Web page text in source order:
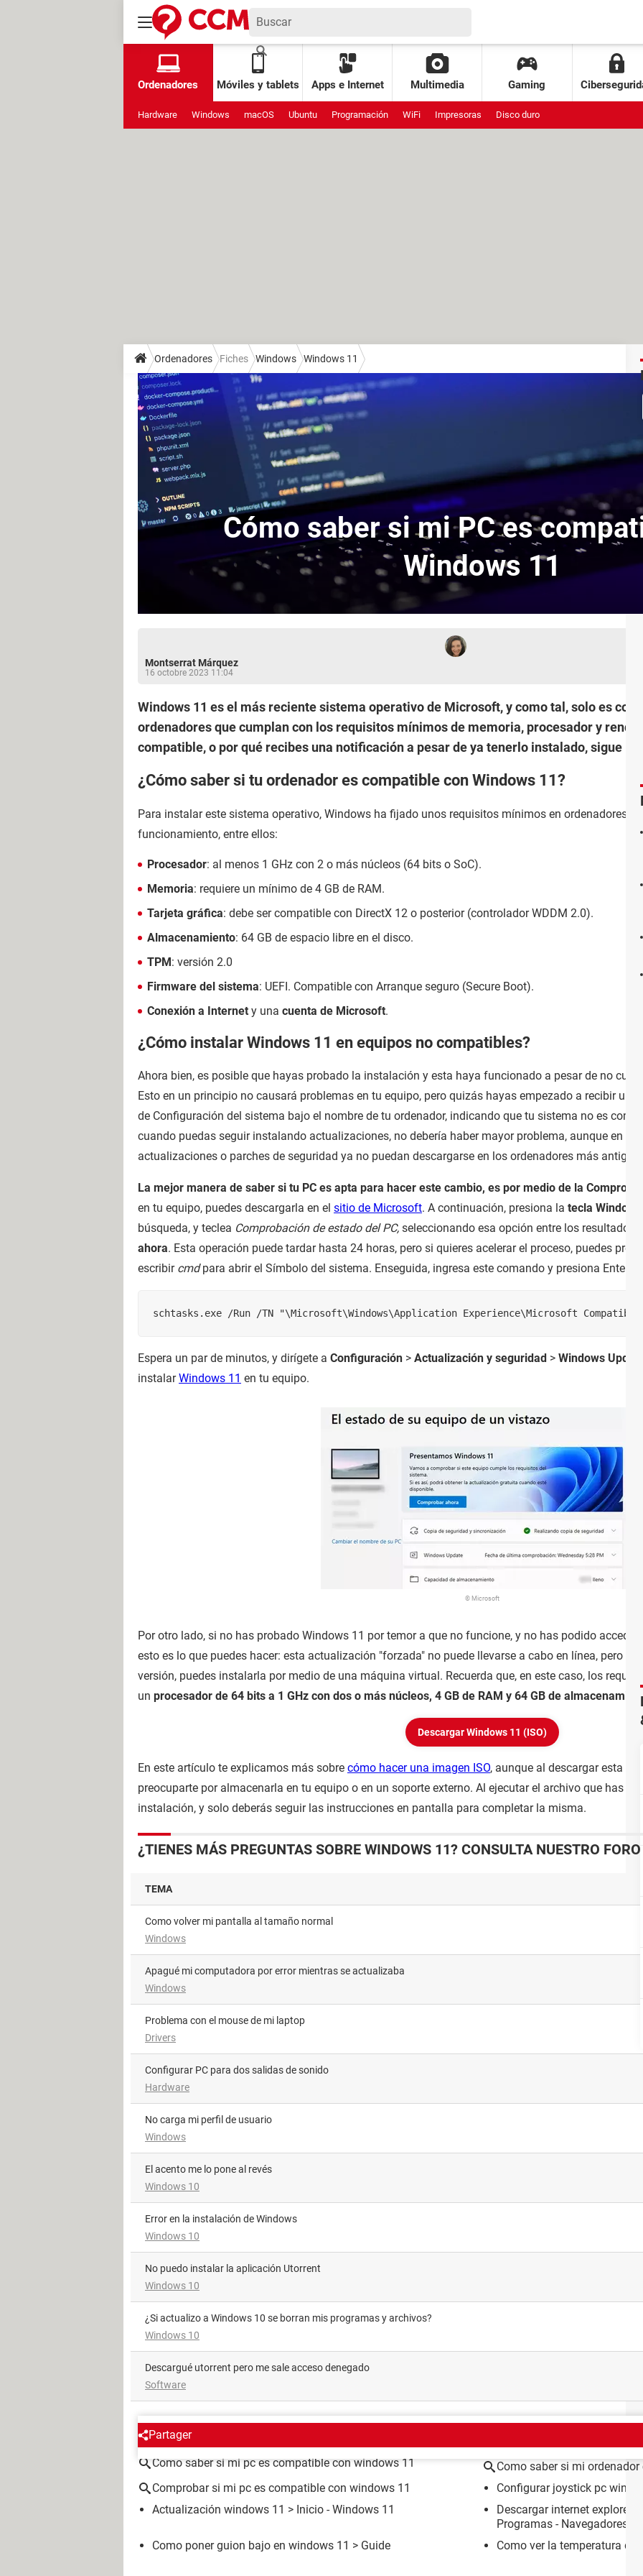
Ordenadores Móviles y tablets Apps e Internet Multimedia Gaming
Hardware Windows macOS Ubuntu Programación WiFi Impresoras Disco duro
Ordenadores Fiches Windows Windows 11
Cómo saber si mi PC es
Windows 11
Montserrat Márquez
16 octobre 2023 11:04
Windows 11 es el más reciente sistema operativo de Microsoft, y como tal, solo es
ordenadores que cumplan con los requisitos mínimos de memoria, procesador y
compatible, o por qué recibes una notificación a pesar de ya tenerlo instalado, sigue
¿Cómo saber si tu ordenador es compatible con Windows 11?
Para instalar este sistema operativo, Windows ha fijado unos requisitos mínimos en ordenadores
funcionamiento, entre ellos:
Procesador: al menos 1 GHz con 2 o más núcleos (64 bits o SoC).
Memoria: requiere un mínimo de 4 GB de RAM.
Tarjeta gráfica: debe ser compatible con DirectX 12 o posterior (controlador WDDM 2.0).
Almacenamiento: 64 GB de espacio libre en el disco.
TPM: versión 2.0
Firmware del sistema: UEFI. Compatible con Arranque seguro (Secure Boot).
Conexión a Internet y una cuenta de Microsoft.
¿Cómo instalar Windows 11 en equipos no compatibles?
Ahora bien, es posible que hayas probado la instalación y esta haya funcionado a pesar de no
Esto en un principio no causará problemas en tu equipo, pero quizás hayas empezado a recibir una
de Configuración del sistema bajo el nombre de tu ordenador, indicando que tu sistema no es
cuando puedas seguir instalando actualizaciones, no debería haber mayor problema, aunque en un
actualizaciones o parches de seguridad ya no puedan descargarse en los ordenadores más antiguos.
La mejor manera de saber si tu PC es apta para hacer este cambio, es por medio de la
en tu equipo, puedes descargarla en el sitio de Microsoft. A continuación, presiona la tecla Windows
búsqueda, y teclea Comprobación de estado del PC, seleccionando esa opción entre los resultados.
ahora. Esta operación puede tardar hasta 24 horas, pero si quieres acelerar el proceso, puedes
escribir cmdpara abrir el Símbolo del sistema. Enseguida, ingresa este comando y presiona Enter:
schtasks.exe /Run /TN "\Microsoft\Windows\Application Experience\Microsoft
Espera un par de minutos, y dirígete a Configuración > Actualización y seguridad > Windows Update
instalarWindows 11 en tu equipo.
© Microsoft
Por otro lado, si no has probado Windows 11 por temor a que no funcione, y no has podido acceder
esto es lo que puedes hacer: esta actualización "forzada" no puede llevarse a cabo en línea, pero si
versión, puedes instalarla por medio de una máquina virtual. Recuerda que, en este caso, los
un procesador de 64 bits a 1 GHz con dos o más núcleos, 4 GB de RAM y 64 GB de
Descargar Windows 11 (ISO)
En este artículo te explicamos más sobre cómo hacer una imagen ISO, aunque al descargar esta en
preocuparte por almacenarla en tu equipo o en un soporte externo. Al ejecutar el archivo que has
instalación, y solo deberás seguir las instrucciones en pantalla para completar la misma.
¿TIENES MÁS PREGUNTAS SOBRE WINDOWS 11? CONSULTA NUESTRO FORO
TEMA
como volver mi pantalla al tamaño normal
Windows
Apagué mi computadora por error mientras se actualizaba
Windows
Problema con el mouse de mi laptop
Drivers
Configurar PC para dos salidas de sonido
Hardware
no carga mi perfil de usuario
Windows
El acento me lo pone al revés
Windows 10
Error en la instalación de Windows
Windows 10
No puedo instalar la aplicación Utorrent
Windows 10
¿Si actualizo a Windows 10 se borran mis programas y archivos?
Windows 10
Descargué utorrent pero me sale acceso denegado
Software
Partager
ALREDEDOR DEL MISMO TEMA
Como saber si mi pc es compatible con windows 11
Como saber si mi
Comprobar si mi pc es compatible con windows 11
Configurar joystick pc
Actualización windows 11 > Inicio - Windows 11 Descargar internet explorer
Programas - Navegadores
Como poner guion bajo en windows 11 > Guide Como ver la temperatura de